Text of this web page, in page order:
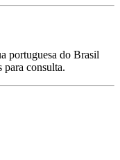
portuguesa do Brasil
para consulta.